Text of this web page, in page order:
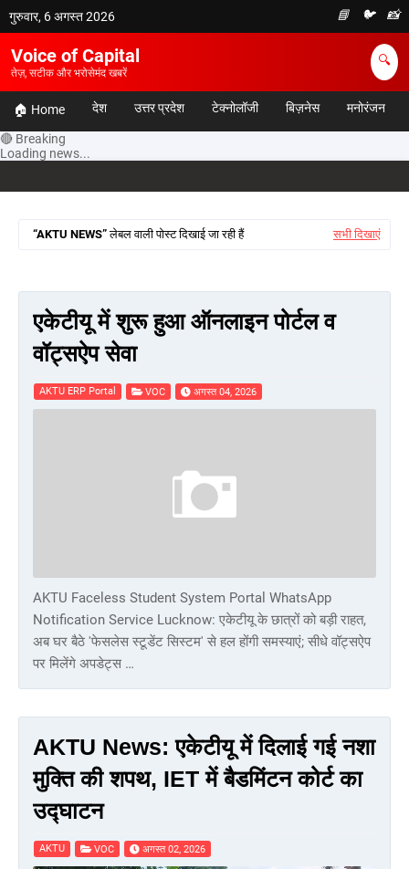
गुरुवार, 6 अगस्त 2026 📘 🐦 📸
Voice of Capital
तेज़, सटीक और भरोसेमंद खबरें
🔍
🏠 Home देश उत्तर प्रदेश टेक्नोलॉजी बिज़नेस मनोरंजन
🔴 Breaking
Loading news...
AKTU NEWS लेबल वाली पोस्ट दिखाई जा रही हैं सभी दिखाएं
एकेटीयू में शुरू हुआ ऑनलाइन पोर्टल व
वॉट्सऐप सेवा
AKTU ERP Portal VOC अगस्त 04, 2026
AKTU Faceless Student System Portal WhatsApp
Notification Service Lucknow: एकेटीयू के छात्रों को बड़ी राहत,
अब घर बैठे 'फेसलेस स्टूडेंट सिस्टम' से हल होंगी समस्याएं; सीधे वॉट्सऐप
पर मिलेंगे अपडेट्स …
AKTU News: एकेटीयू में दिलाई गई नशा
मुक्ति की शपथ, IET में बैडमिंटन कोर्ट का
उद्घाटन
AKTU VOC अगस्त 02, 2026